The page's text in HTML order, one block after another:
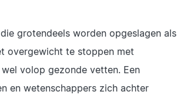
grotendeels worden opgeslagen als
overgewicht te stoppen met
volop gezonde vetten. Een
en wetenschappers zich achter